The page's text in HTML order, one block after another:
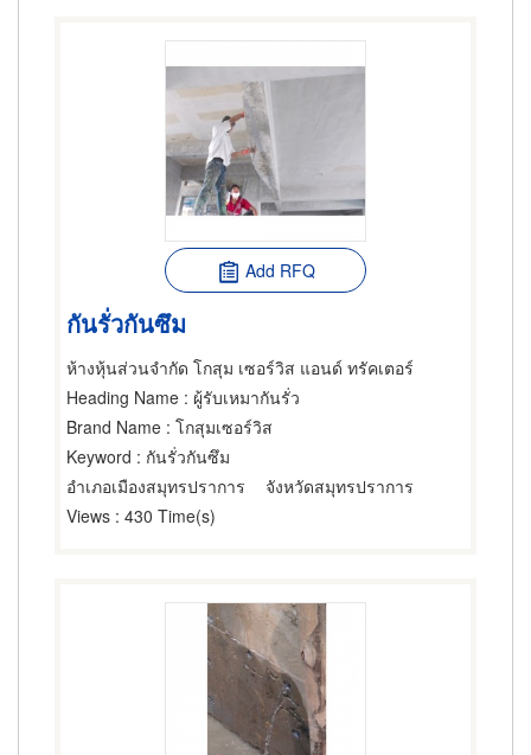
Add RFQ
กันรั่วกันซึม
ห้างหุ้นส่วนจำกัด โกสุม เซอร์วิส แอนด์ ทรัคเตอร์
Heading Name : ผู้รับเหมากันรั่ว
Brand Name : โกสุมเซอร์วิส
Keyword : กันรั่วกันซึม
อำเภอเมืองสมุทรปราการ
จังหวัดสมุทรปราการ
Views : 430 Time(s)